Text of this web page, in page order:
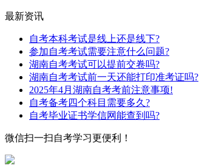
最新资讯
自考本科考试是线上还是线下?
参加自考考试需要注意什么问题?
湖南自考考试可以提前交卷吗?
湖南自考考试前一天还能打印准考证吗?
2025年4月湖南自考考前注意事项!
自考备考四个科目需要多久?
自考毕业证书学信网能查到吗?
微信扫一扫自考学习更便利！